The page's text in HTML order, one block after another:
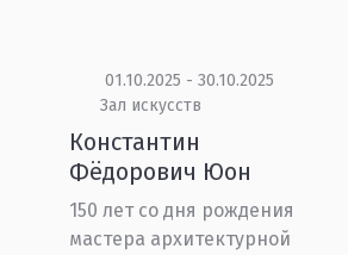
01.10.2025 - 30.10.2025
Зал искусств
Константин
Фёдорович Юон
150 лет со дня рождения
мастера архитектурной